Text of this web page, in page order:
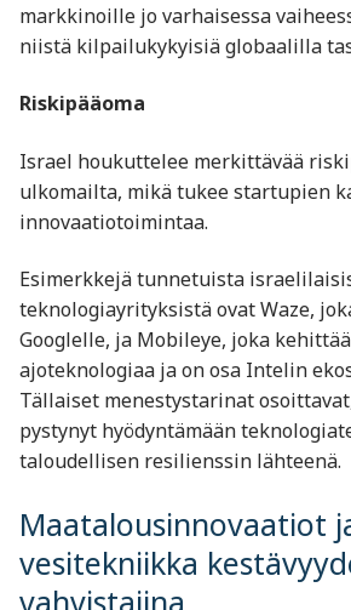
markkinoille jo varhaisessa
niistä kilpailukykyisiä globaalilla
Riskipääoma
Israel houkuttelee merkittävää
ulkomailta, mikä tukee startupien
innovaatiotoimintaa.
Esimerkkejä tunnetuista
teknologiayrityksistä ovat Waze,
Googlelle, ja Mobileye, joka
ajoteknologiaa ja on osa Intelin
Tällaiset menestystarinat
pystynyt hyödyntämään
taloudellisen resilienssin lähteenä.
Maatalousinnovaatiot
vesitekniikka
vahvistajina